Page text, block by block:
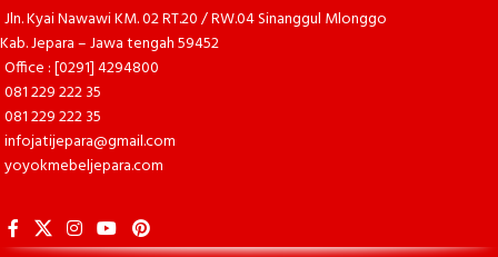
Jln. Kyai Nawawi KM. 02 RT.20 / RW.04 Sinanggul Mlonggo
Kab. Jepara – Jawa tengah 59452
Office : [0291] 4294800
081 229 222 35
081 229 222 35
infojatijepara@gmail.com
yoyokmebeljepara.com